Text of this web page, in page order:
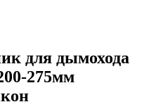
для дымохода
275мм